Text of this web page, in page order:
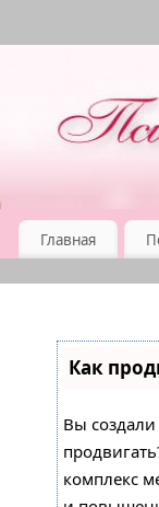
Главная
Как
Вы создали
комплекс